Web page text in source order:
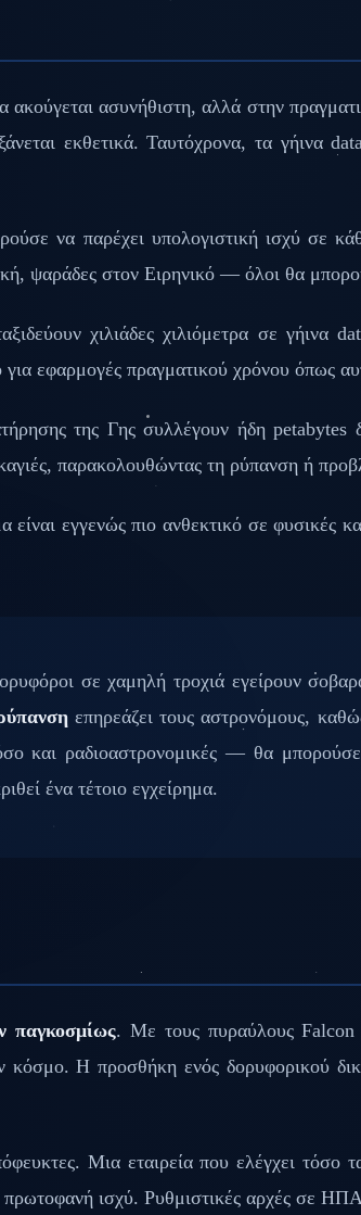
ασυνήθιστη, αλλά στην
εκθετικά. Ταυτόχρονα, τα γήινα
να παρέχει υπολογιστική ισχύ σε
ψαράδες στον Ειρηνικό — όλοι θα
χιλιάδες χιλιόμετρα σε γήινα
εφαρμογές πραγματικού χρόνου όπως
της Γης συλλέγουν ήδη
παρακολουθώντας τη ρύπανση ή
εγγενώς πιο ανθεκτικό σε φυσικές
σε χαμηλή τροχιά εγείρουν
επηρεάζει τους αστρονόμους,
και ραδιοαστρονομικές — θα μπορούσε
ένα τέτοιο εγχείρημα.
παγκοσμίως. Με τους πυραύλους Falcon
Η προσθήκη ενός δορυφορικού
Μια εταιρεία που ελέγχει
ισχύ. Ρυθμιστικές αρχές σε